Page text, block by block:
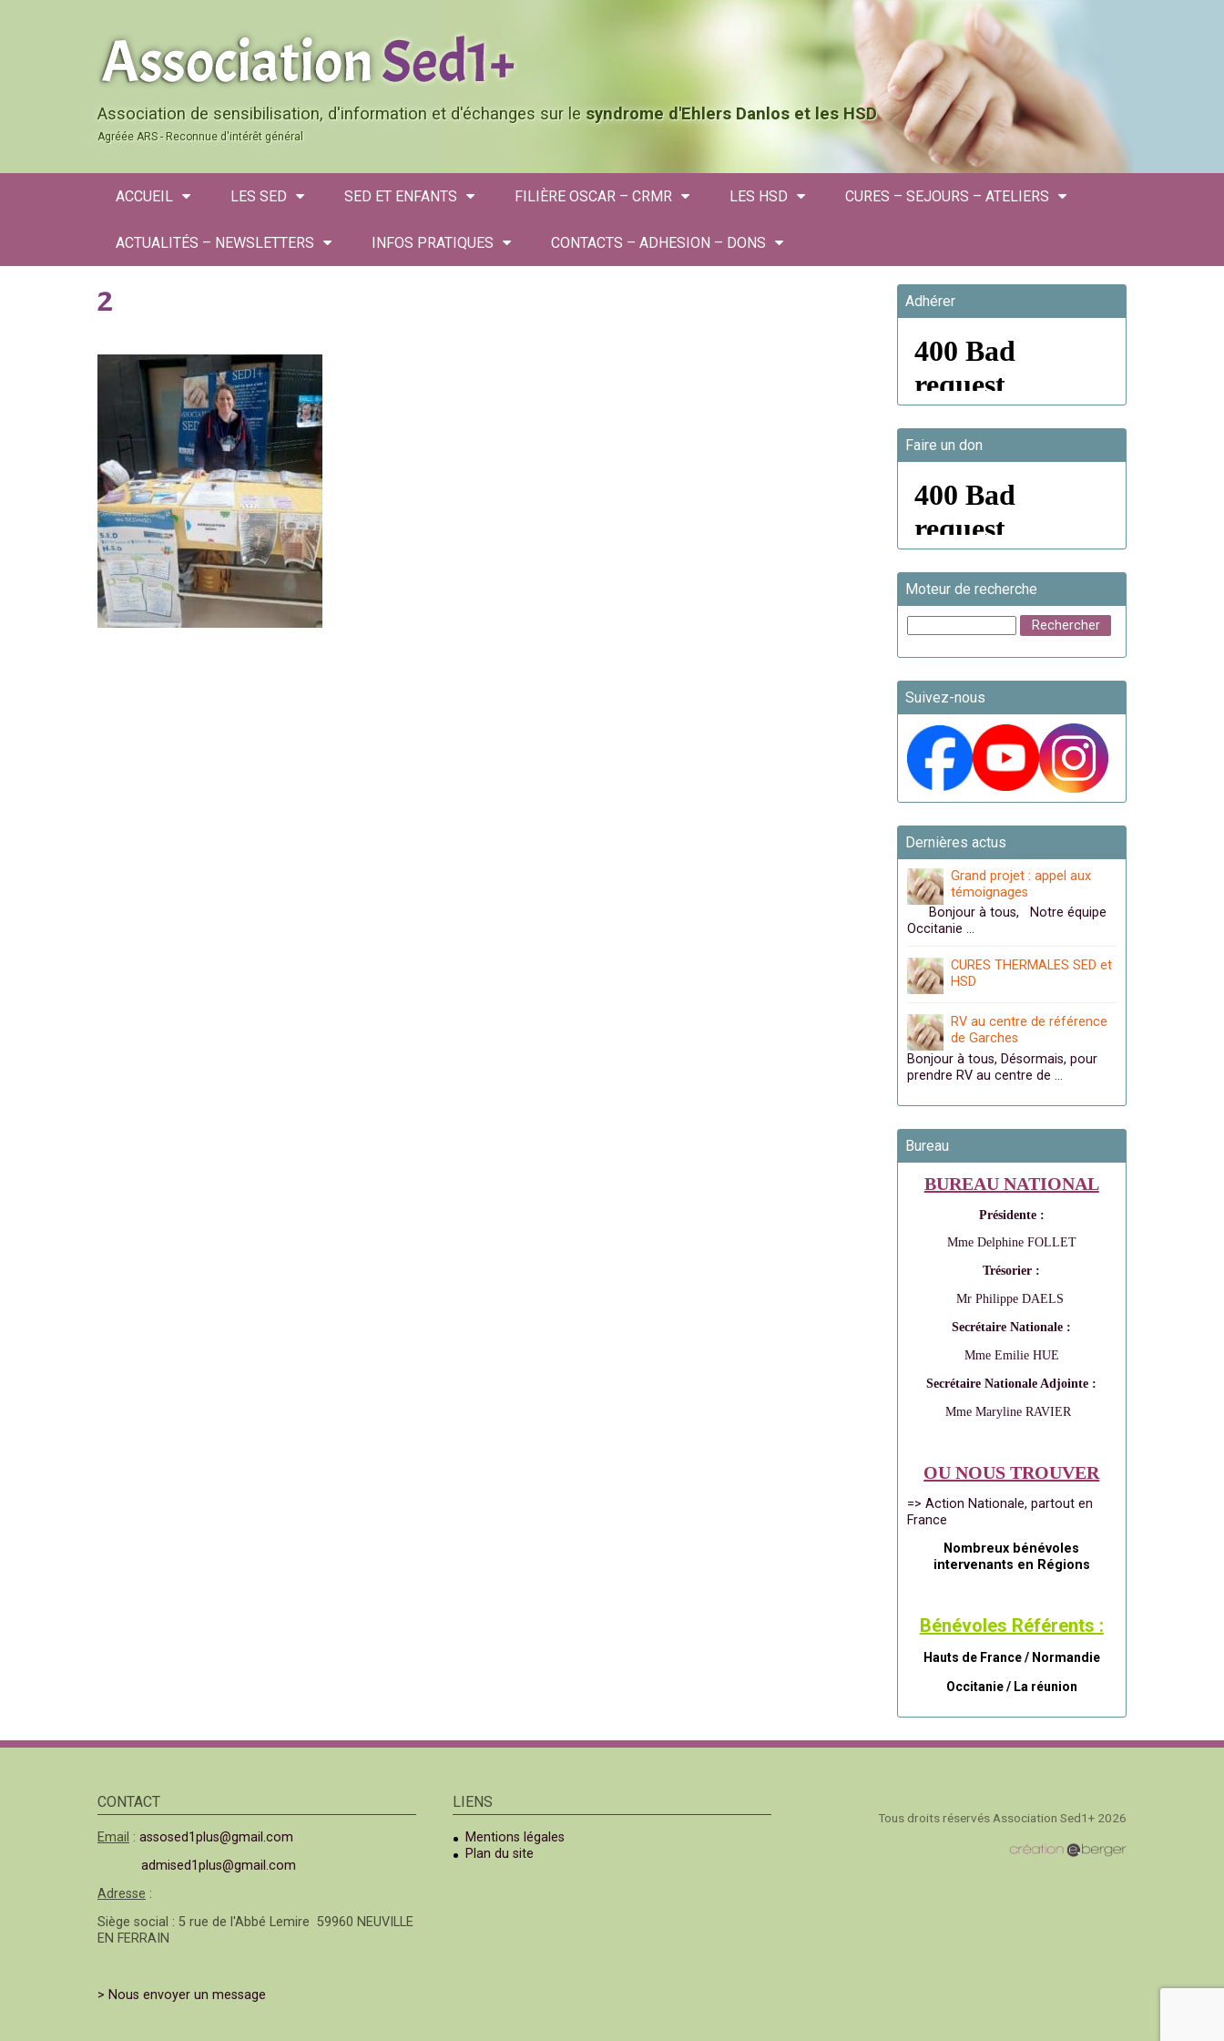
Association de sensibilisation, d'information et d'échanges sur le syndrome d'Ehlers Danlos et les HSD
Agréée ARS - Reconnue d'intérêt général
ACCUEIL LES SED SED ET ENFANTS FILIÈRE OSCAR – CRMR LES HSD CURES – SEJOURS – ATELIERS
ACTUALITÉS – NEWSLETTERS INFOS PRATIQUES CONTACTS – ADHESION – DONS
2 Adhérer
Faire un don
Moteur de recherche
Suivez-nous
Dernières actus
Grand projet : appel aux
témoignages
Bonjour à tous, Notre équipe
Occitanie …
CURES THERMALES SED et
HSD
RV au centre de référence
de Garches
Bonjour à tous, Désormais, pour
prendre RV au centre de …
Bureau
BUREAU NATIONAL
Présidente :
Mme Delphine FOLLET
Trésorier :
Mr Philippe DAELS
Secrétaire Nationale :
Mme Emilie HUE
Secrétaire Nationale Adjointe :
Mme Maryline RAVIER
OU NOUS TROUVER
=> Action Nationale, partout en
France
Nombreux bénévoles
intervenants en Régions
Bénévoles Référents :
Hauts de France / Normandie
Occitanie / La réunion
CONTACT
Email : assosed1plus@gmail.com
admised1plus@gmail.com
Adresse :
Siège social : 5 rue de l'Abbé Lemire 59960 NEUVILLE
EN FERRAIN
> Nous envoyer un message
LIENS
Mentions légales
Plan du site
Tous droits réservés Association Sed1+ 2026